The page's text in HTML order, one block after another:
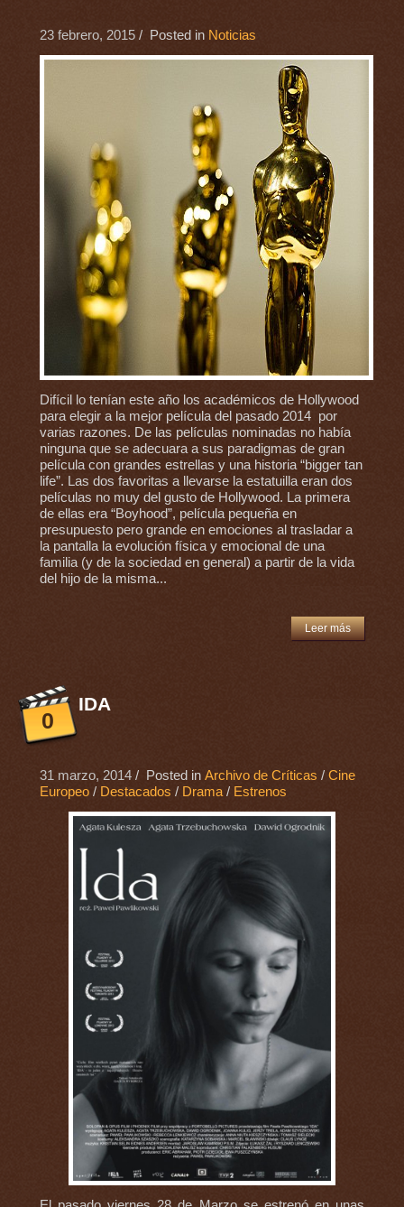
23 febrero, 2015/ Posted in Noticias
Difícil lo tenían este año los académicos de Hollywood
para elegir a la mejor película del pasado 2014 por
varias razones. De las películas nominadas no había
ninguna que se adecuara a sus paradigmas de gran
película con grandes estrellas y una historia “bigger tan
life”. Las dos favoritas a llevarse la estatuilla eran dos
películas no muy del gusto de Hollywood. La primera
de ellas era “Boyhood”, película pequeña en
presupuesto pero grande en emociones al trasladar a
la pantalla la evolución física y emocional de una
familia (y de la sociedad en general) a partir de la vida
del hijo de la misma...
Leer más
0
IDA
31 marzo, 2014/ Posted in Archivo de Críticas / Cine
Europeo/ Destacados / Drama/ Estrenos